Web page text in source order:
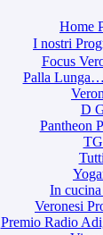
Home
I nostri
Focus
Palla
D
Pantheon
In
Veronesi
Premio Radio